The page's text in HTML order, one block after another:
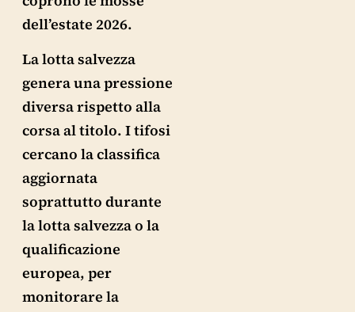
dell’estate 2026.
La lotta salvezza
genera una pressione
diversa rispetto alla
corsa al titolo. I tifosi
cercano la classifica
aggiornata
soprattutto durante
la lotta salvezza o la
qualificazione
europea, per
monitorare la